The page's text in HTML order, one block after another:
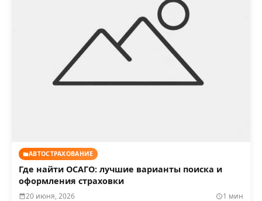
АВТОСТРАХОВАНИЕ
Где найти ОСАГО: лучшие варианты поиска и
оформления страховки
20 июня, 2026 1 мин